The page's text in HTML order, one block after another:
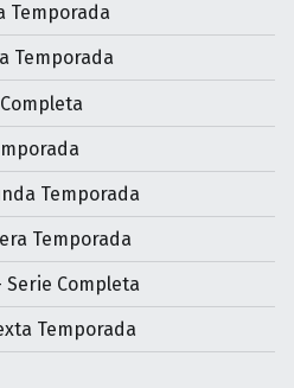
Temporada
Temporada
Temporada
Temporada
Serie Completa
Temporada